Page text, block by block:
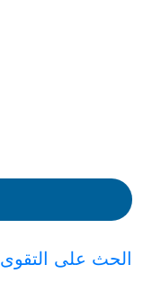
الحث على التقوى